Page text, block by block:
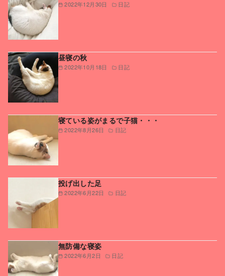
2022年12月30日 日記
2022年10月18日 日記
昼寝の秋
2022年8月26日 日記
寝ている姿がまるで子猫・・・
2022年6月22日 日記
投げ出した足
2022年6月2日 日記
無防備な寝姿